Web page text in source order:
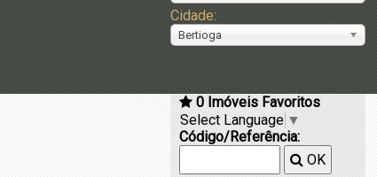
Cidade:
Bertioga
0 Imóveis Favoritos
Select Language ▼
Código/Referência:
OK